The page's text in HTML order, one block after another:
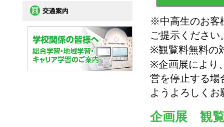
※中高生のお客
ご提示ください
※観覧料無料の
※企画展により
営を停止する場
ようよろしくお
企画展 観